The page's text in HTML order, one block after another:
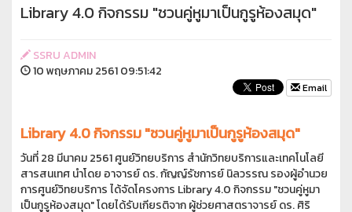
Library 4.0 กิจกรรม "ชวนคู่หูมาเป็นกูรูห้องสมุด"
SSRU ADMIN
10 พฤษภาคม 2561 09:51:42
Email
Library 4.0 กิจกรรม "ชวนคู่หูมาเป็นกูรูห้องสมุด"
วันที่ 28 มีนาคม 2561 ศูนย์วิทยบริการ สำนักวิทยบริการและเทคโนโลยี
สารสนเทศ นำโดย อาจารย์ ดร. กัญญ์รัชการย์ นิลวรรณ รองผู้อำนวย
การศูนย์วิทยบริการ ได้จัดโครงการ Library 4.0 กิจกรรม "ชวนคู่หูมา
เป็นกูรูห้องสมุด" โดยได้รับเกียรติจาก ผู้ช่วยศาสตราจารย์ ดร. ศิริ